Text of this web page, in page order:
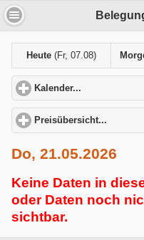
Heute (Fr, 07.08)
Kalender...
Preisübersicht...
Do, 21.05.2026
Keine Daten in
oder Daten noch
sichtbar.